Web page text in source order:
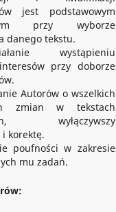
jest podstawowym
przy wyborze
danego tekstu.
wystąpieniu
przy doborze
Autorów o wszelkich
zmian w tekstach
wyłączywszy
korektę.
poufności w zakresie
mu zadań.